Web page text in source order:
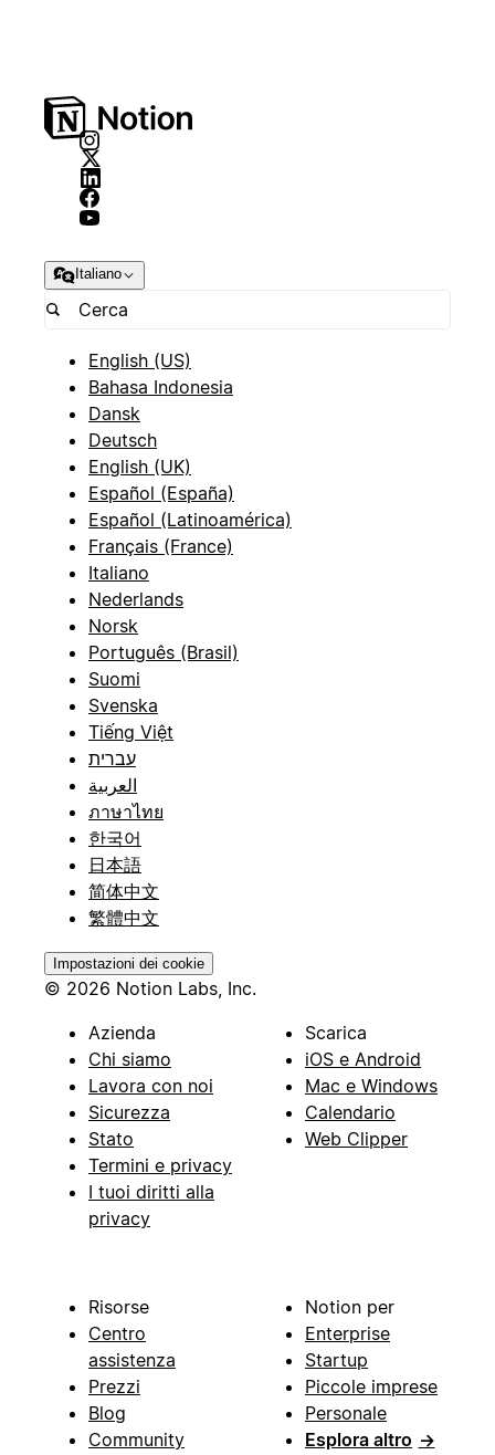
Italiano
English (US)
Bahasa Indonesia
Dansk
Deutsch
English (UK)
Español (España)
Español (Latinoamérica)
Français (France)
Italiano
Nederlands
Norsk
Português (Brasil)
Suomi
Svenska
Tiếng Việt
עברית
العربية
ภาษาไทย
한국어
日本語
简体中文
繁體中文
Impostazioni dei cookie
© 2026 Notion Labs, Inc.
Azienda
Chi siamo
Lavora con noi
Sicurezza
Stato
Termini e privacy
I tuoi diritti alla
privacy
Scarica
iOS e Android
Mac e Windows
Calendario
Web Clipper
Risorse
Centro
assistenza
Prezzi
Blog
Community
Notion per
Enterprise
Startup
Piccole imprese
Personale
Esplora altro →